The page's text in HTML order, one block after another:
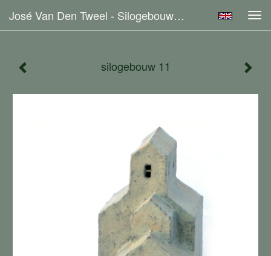
José Van Den Tweel - Silogebouw 11
silogebouw 11